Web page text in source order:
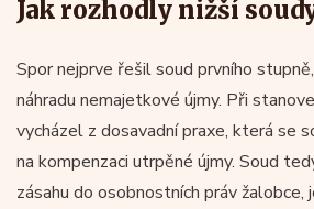
Jak rozhodly nižší
Spor nejprve řešil soud prvního
náhradu nemajetkové újmy. Při
vycházel z dosavadní praxe, která se
na kompenzaci utrpěné újmy. Soud
zásahu do osobnostních práv žalobce,